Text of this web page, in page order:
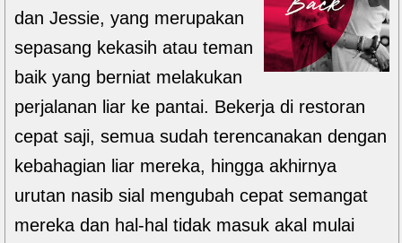
dan Jessie, yang merupakan
sepasang kekasih atau teman
baik yang berniat melakukan
perjalanan liar ke pantai. Bekerja di restoran
cepat saji, semua sudah terencanakan dengan
kebahagian liar mereka, hingga akhirnya
urutan nasib sial mengubah cepat semangat
mereka dan hal-hal tidak masuk akal mulai